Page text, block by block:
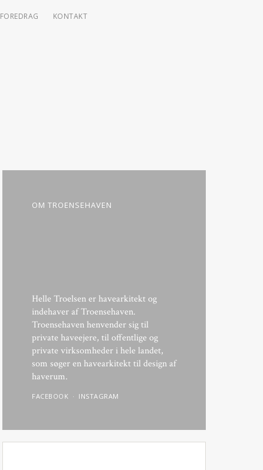
FOREDRAG KONTAKT
OM TROENSEHAVEN
Helle Troelsen er havearkitekt og
indehaver af Troensehaven.
Troensehaven henvender sig til
private haveejere, til offentlige og
private virksomheder i hele landet,
som søger en havearkitekt til design af
haverum.
FACEBOOK INSTAGRAM